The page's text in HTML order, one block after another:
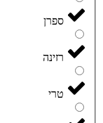
ספרן
רזינה
טרי